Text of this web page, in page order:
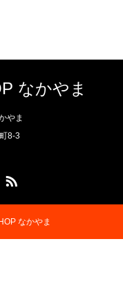
なかやま
やま
8-3
なかやま